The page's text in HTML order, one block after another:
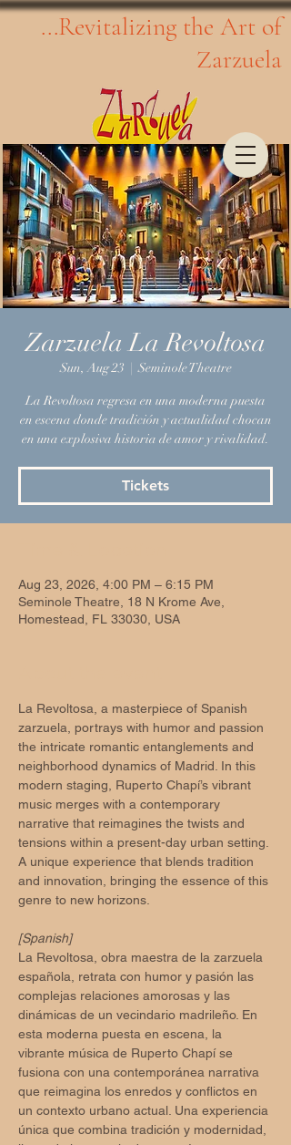
...Revitalizing the Art of
Zarzuela
Zarzuela La Revoltosa
Sun, Aug 23
  |
Seminole Theatre
La Revoltosa regresa en una moderna puesta
en escena donde tradición y actualidad chocan
en una explosiva historia de amor y rivalidad.
Tickets
Aug 23, 2026, 4:00 PM – 6:15 PM
Seminole Theatre, 18 N Krome Ave,
Homestead, FL 33030, USA
La Revoltosa, a masterpiece of Spanish
zarzuela, portrays with humor and passion
the intricate romantic entanglements and
neighborhood dynamics of Madrid. In this
modern staging, Ruperto Chapí’s vibrant
music merges with a contemporary
narrative that reimagines the twists and
tensions within a present-day urban setting.
A unique experience that blends tradition
and innovation, bringing the essence of this
genre to new horizons.
[Spanish]
La Revoltosa, obra maestra de la zarzuela
española, retrata con humor y pasión las
complejas relaciones amorosas y las
dinámicas de un vecindario madrileño. En
esta moderna puesta en escena, la
vibrante música de Ruperto Chapí se
fusiona con una contemporánea narrativa
que reimagina los enredos y conflictos en
un contexto urbano actual. Una experiencia
única que combina tradición y modernidad,